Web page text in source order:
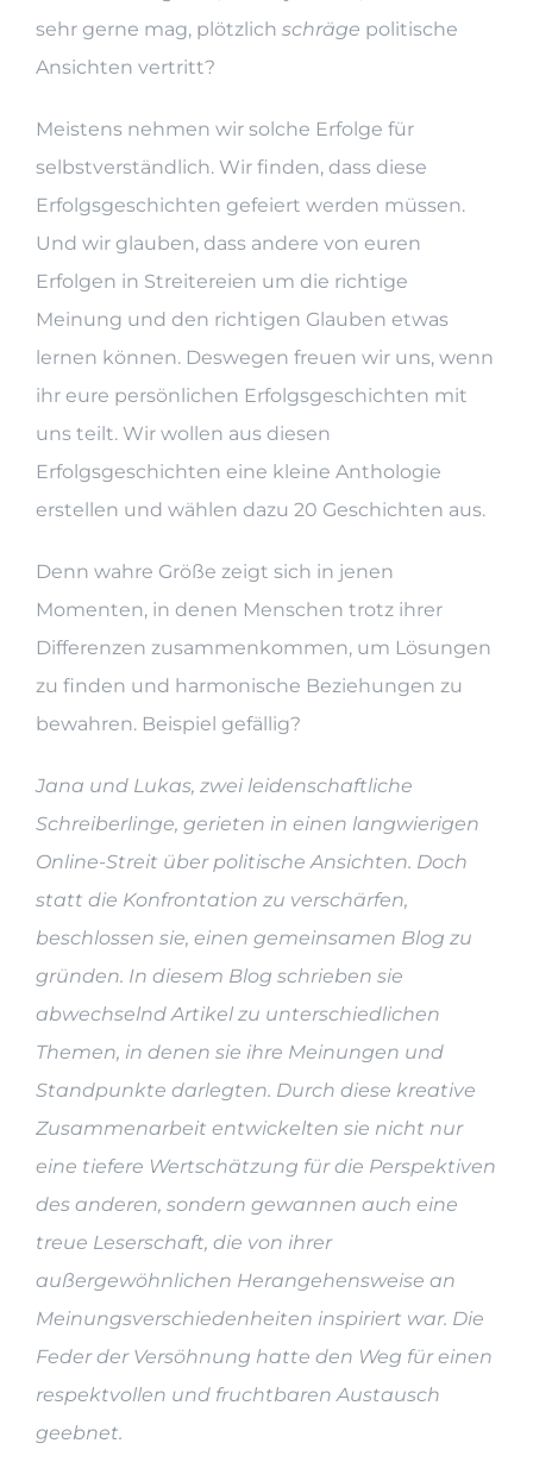
sehr gerne mag, plötzlich schräge politische
Ansichten vertritt?
Meistens nehmen wir solche Erfolge für
selbstverständlich. Wir finden, dass diese
Erfolgsgeschichten gefeiert werden müssen.
Und wir glauben, dass andere von euren
Erfolgen in Streitereien um die richtige
Meinung und den richtigen Glauben etwas
lernen können. Deswegen freuen wir uns, wenn
ihr eure persönlichen Erfolgsgeschichten mit
uns teilt. Wir wollen aus diesen
Erfolgsgeschichten eine kleine Anthologie
erstellen und wählen dazu 20 Geschichten aus.
Denn wahre Größe zeigt sich in jenen
Momenten, in denen Menschen trotz ihrer
Differenzen zusammenkommen, um Lösungen
zu finden und harmonische Beziehungen zu
bewahren. Beispiel gefällig?
Jana und Lukas, zwei leidenschaftliche
Schreiberlinge, gerieten in einen langwierigen
Online-Streit über politische Ansichten. Doch
statt die Konfrontation zu verschärfen,
beschlossen sie, einen gemeinsamen Blog zu
gründen. In diesem Blog schrieben sie
abwechselnd Artikel zu unterschiedlichen
Themen, in denen sie ihre Meinungen und
Standpunkte darlegten. Durch diese kreative
Zusammenarbeit entwickelten sie nicht nur
eine tiefere Wertschätzung für die Perspektiven
des anderen, sondern gewannen auch eine
treue Leserschaft, die von ihrer
außergewöhnlichen Herangehensweise an
Meinungsverschiedenheiten inspiriert war. Die
Feder der Versöhnung hatte den Weg für einen
respektvollen und fruchtbaren Austausch
geebnet.